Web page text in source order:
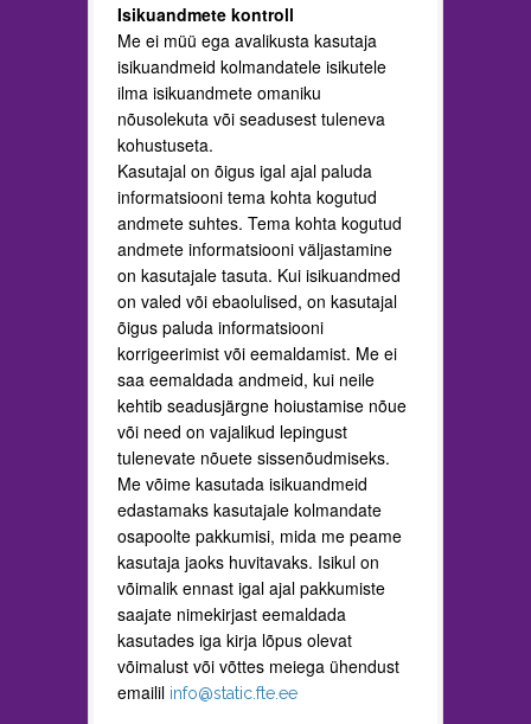
Isikuandmete kontroll
Me ei müü ega avalikusta kasutaja
isikuandmeid kolmandatele isikutele
ilma isikuandmete omaniku
nõusolekuta või seadusest tuleneva
kohustuseta.
Kasutajal on õigus igal ajal paluda
informatsiooni tema kohta kogutud
andmete suhtes. Tema kohta kogutud
andmete informatsiooni väljastamine
on kasutajale tasuta. Kui isikuandmed
on valed või ebaolulised, on kasutajal
õigus paluda informatsiooni
korrigeerimist või eemaldamist. Me ei
saa eemaldada andmeid, kui neile
kehtib seadusjärgne hoiustamise nõue
või need on vajalikud lepingust
tulenevate nõuete sissenõudmiseks.
Me võime kasutada isikuandmeid
edastamaks kasutajale kolmandate
osapoolte pakkumisi, mida me peame
kasutaja jaoks huvitavaks. Isikul on
võimalik ennast igal ajal pakkumiste
saajate nimekirjast eemaldada
kasutades iga kirja lõpus olevat
võimalust või võttes meiega ühendust
emailil info@static.fte.ee